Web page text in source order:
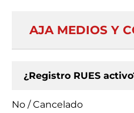
AJA MEDIOS Y
¿Registro RUES
No / Cancelado